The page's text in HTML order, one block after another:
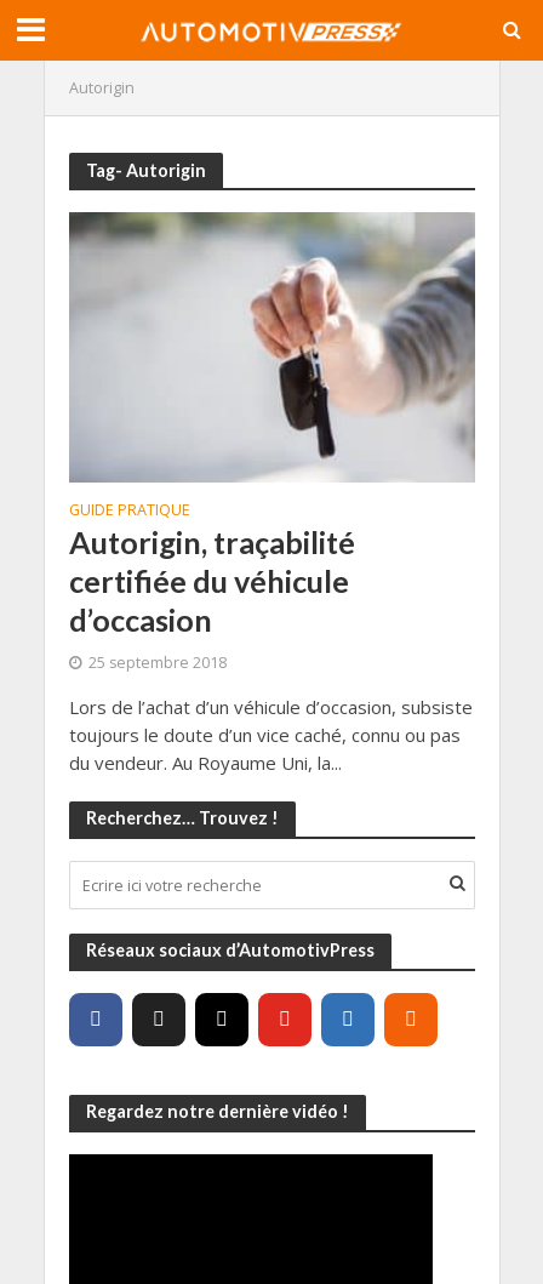
Autorigin
Tag- Autorigin
GUIDE PRATIQUE
Autorigin, traçabilité
certifiée du véhicule
d’occasion
25 septembre 2018
Lors de l’achat d’un véhicule d’occasion, subsiste
toujours le doute d’un vice caché, connu ou pas
du vendeur. Au Royaume Uni, la...
Recherchez… Trouvez !
Réseaux sociaux d’AutomotivPress
Regardez notre dernière vidéo !